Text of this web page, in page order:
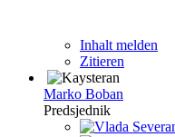
Inhalt melden
Zitieren
Marko Boban
Predsjednik